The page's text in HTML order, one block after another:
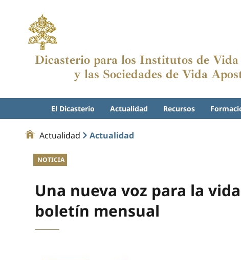
Dicasterio para los Institutos de Vida
y las Sociedades de Vida
El Dicasterio Actualidad Recursos
Actualidad Actualidad
NOTICIA
Una nueva voz para la
boletín mensual